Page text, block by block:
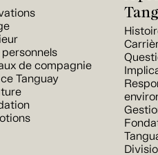
personnels
de compagnie
Tanguay